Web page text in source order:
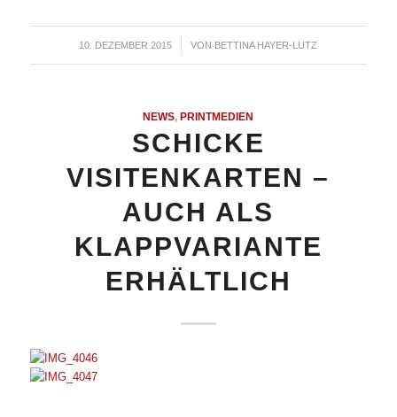
10. DEZEMBER 2015
/ VON BETTINA HAYER-LUTZ
NEWS,PRINTMEDIEN
SCHICKE
VISITENKARTEN –
AUCH ALS
KLAPPVARIANTE
ERHÄLTLICH